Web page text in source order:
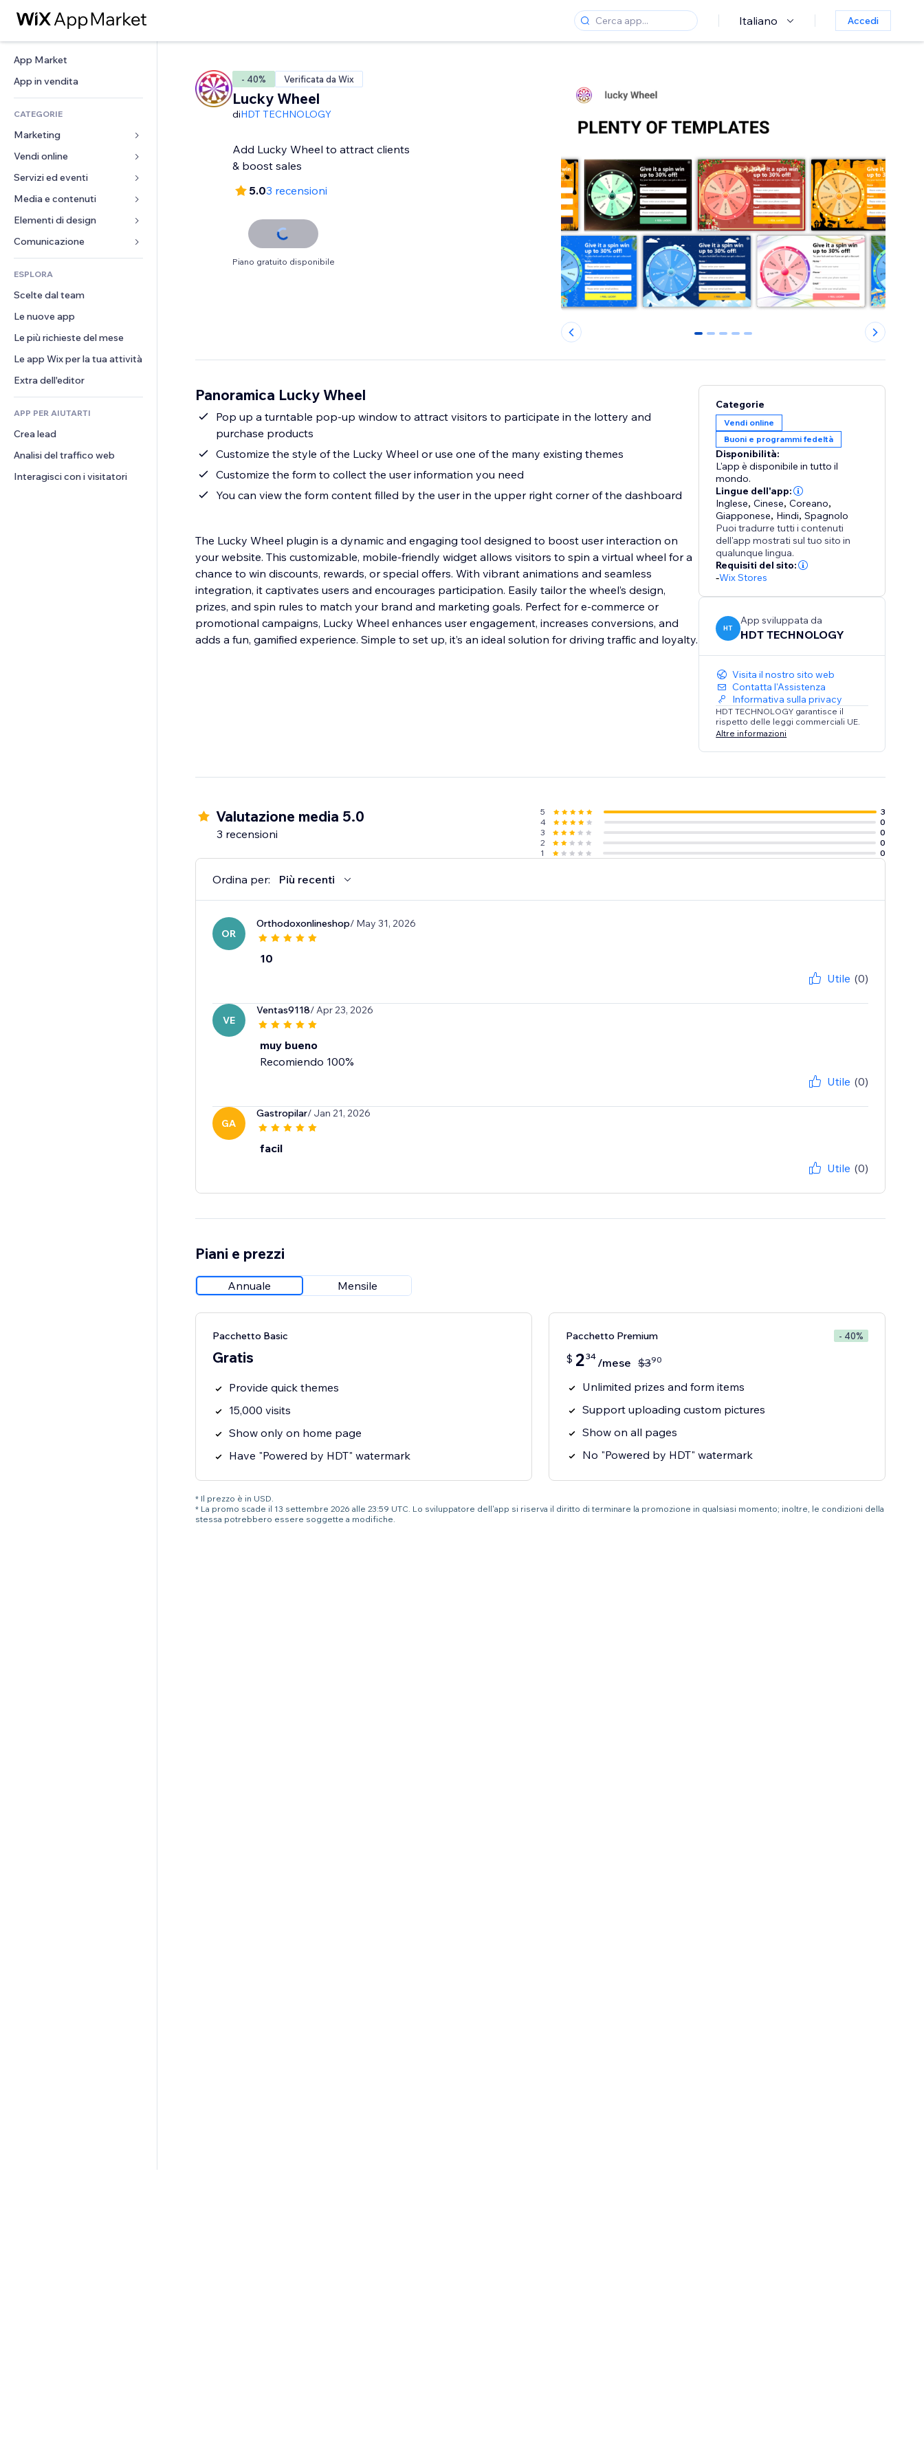
Italiano Accedi
App Market
App in vendita
CATEGORIE
Marketing
Inserzioni
Mobile
Dati analitici
Inserzioni sito
Email
Vendi online
App per Stores
Spedizione e consegna
Tasti Vendi
Amministrazione
Buoni e programmi fedeltà
Servizi ed eventi
Hotel
Eventi
Ristoranti
Immobiliare
Prenotazioni
Media e contenuti
Galleria
Musica
Podcast
Fotografia
Video
PDF
Condivisione file
Elementi di design
Mappe e navigazione
Privacy e sicurezza
Orologio
Template per pagine
Effetti immagine
Tasti e menu
Banner e badge
Calcolatrici
Cerca
Meteo
Grafici e tabelle
Moduli
Sondaggi
Chat
Commenti
Telefono
Community
Recensioni e testimonial
CRM
ESPLORA
Scelte dal team
Le nuove app
Le più richieste del mese
Le app Wix per la tua attività
Extra dell'editor
APP PER AIUTARTI
Crea lead
Analisi del traffico web
Interagisci con i visitatori
- 40% Verificata da Wix
Lucky Wheel
diHDT TECHNOLOGY
Add Lucky Wheel to attract clients
& boost sales
5.03 recensioni
Piano gratuito disponibile
0 1 2 3 4
Panoramica Lucky Wheel
Pop up a turntable pop-up window to attract visitors to participate in the lottery and
purchase products
Customize the style of the Lucky Wheel or use one of the many existing themes
Customize the form to collect the user information you need
You can view the form content filled by the user in the upper right corner of the dashboard
The Lucky Wheel plugin is a dynamic and engaging tool designed to boost user interaction on
your website. This customizable, mobile-friendly widget allows visitors to spin a virtual wheel for a
chance to win discounts, rewards, or special offers. With vibrant animations and seamless
integration, it captivates users and encourages participation. Easily tailor the wheel’s design,
prizes, and spin rules to match your brand and marketing goals. Perfect for e-commerce or
promotional campaigns, Lucky Wheel enhances user engagement, increases conversions, and
adds a fun, gamified experience. Simple to set up, it’s an ideal solution for driving traffic and loyalty.
Categorie
Vendi online
Buoni e programmi fedeltà
Disponibilità:
L'app è disponibile in tutto il
mondo.
Lingue dell'app:
Inglese,Cinese,Coreano,
Giapponese, Hindi,Spagnolo
Puoi tradurre tutti i contenuti
dell'app mostrati sul tuo sito in
qualunque lingua.
Requisiti del sito:
-Wix Stores
HT
App sviluppata da
HDT TECHNOLOGY
Visita il nostro sito web
Contatta l'Assistenza
Informativa sulla privacy
HDT TECHNOLOGY garantisce il
rispetto delle leggi commerciali UE.
Altre informazioni
Valutazione media 5.0
3 recensioni
5
3
4
0
3
0
2
0
1
0
Ordina per: Più recenti
OR
Orthodoxonlineshop/ May 31, 2026
10
Utile (0)
VE
Ventas9118/ Apr 23, 2026
muy bueno
Recomiendo 100%
Utile (0)
GA
Gastropilar/ Jan 21, 2026
facil
Utile (0)
Piani e prezzi
Annuale Mensile
Pacchetto Basic
Gratis
Provide quick themes
15,000 visits
Show only on home page
Have "Powered by HDT" watermark
Pacchetto Premium - 40%
$ 234 /mese $390
Unlimited prizes and form items
Support uploading custom pictures
Show on all pages
No "Powered by HDT" watermark
* Il prezzo è in USD.
* La promo scade il 13 settembre 2026 alle 23:59 UTC. Lo sviluppatore dell'app si riserva il diritto di terminare la promozione in qualsiasi momento; inoltre, le condizioni della
stessa potrebbero essere soggette a modifiche.